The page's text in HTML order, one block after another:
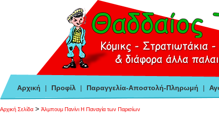
Αρχική | Προφίλ | Παραγγελία-Αποστολή-Πληρωμή |
Αρχική Σελίδα > Άλμπουμ Πανίνι Η Παναγία των Παρισίων